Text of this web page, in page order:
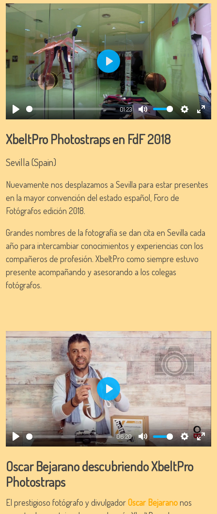
Play
01:23
Mute Settings
Play
XbeltPro Photostraps en FdF 2018
Sevilla (Spain)
Nuevamente nos desplazamos a Sevilla para estar presentes
en la mayor convención del estado español, Foro de
Fotógrafos edición 2018.
Grandes nombres de la fotografía se dan cita en Sevilla cada
año para intercambiar conocimientos y experiencias con los
compañeros de profesión. XbeltPro como siempre estuvo
presente acompañando y asesorando a los colegas
fotógrafos.
Play
06:20
Mute Settings
Play
Oscar Bejarano descubriendo XbeltPro
Photostraps
El prestigioso fotógrafo y divulgadorOscar Bejaranonos